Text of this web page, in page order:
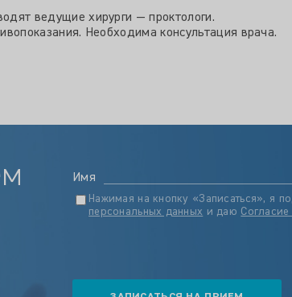
ведущие хирурги — проктологи.
Необходима консультация врача.
Имя
Нажимая на кнопку «Записаться», я
персональных данных и даю